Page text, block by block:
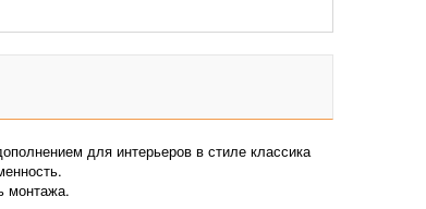
для интерьеров в стиле классика
монтажа.